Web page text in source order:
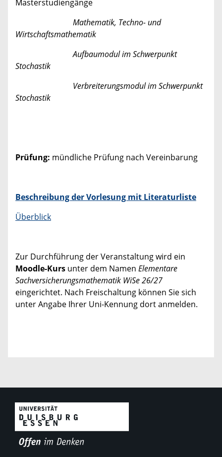
Masterstudiengänge
Mathematik, Techno- und
Wirtschaftsmathematik
Aufbaumodul im Schwerpunkt
Stochastik
Verbreiterungsmodul im Schwerpunkt
Stochastik
Prüfung: mündliche Prüfung nach Vereinbarung
Beschreibung der Vorlesung mit Literaturliste
Überblick
Zur Durchführung der Veranstaltung wird ein
Moodle-Kurs unter dem Namen Elementare
Sachversicherungsmathematik WiSe 26/27
eingerichtet. Nach Freischaltung können Sie sich
unter Angabe Ihrer Uni-Kennung dort anmelden.